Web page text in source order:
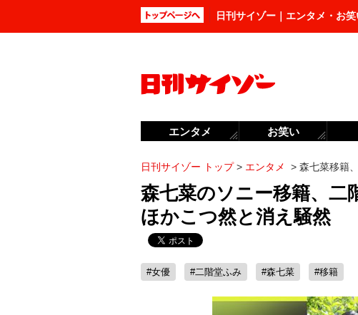
日刊サイゾー｜エンタメ・お
日刊サイゾー トップ> エンタメ > 森七菜移籍
森七菜のソニー移籍、二
ほかこつ然と消え騒然
#女優 #二階堂ふみ #森七菜 #移籍
エンタメ お笑い